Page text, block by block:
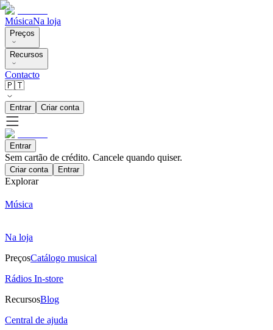
MúsicaNa loja
Preços
Recursos
Contacto
🇵🇹
Entrar Criar conta
Entrar
Sem cartão de crédito. Cancele quando quiser.
Criar conta Entrar
Explorar
Música
Na loja
PreçosCatálogo musical
Rádios In-store
RecursosBlog
Central de ajuda